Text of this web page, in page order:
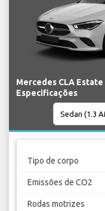
Mercedes CLA
Especificações
Tipo de corpo
Emissões de CO2
Rodas motrizes